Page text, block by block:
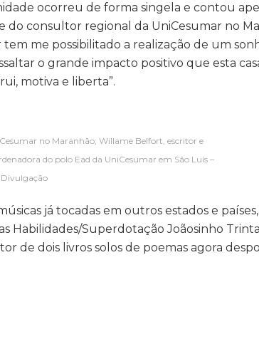
ocorreu de forma singela e contou
do consultor regional da UniCesumar no
me possibilitado a realização de um
o grande impacto positivo que esta
motiva e liberta”.
no Maranhão; Willame Belfort, escritor e
do polo Ead da UniCesumar em São Luís –
Divulgação
já tocadas em outros estados e
Habilidades/Superdotação Joãosinho
de dois livros solos de poemas agora